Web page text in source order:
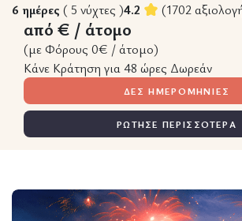
6 ημέρες ( 5 νύχτες )4.2 (1702
από € / άτομο
(με Φόρους 0€ / άτομο)
Κάνε Κράτηση για 48 ώρες Δωρεάν
ΔΕΣ ΗΜΕΡΟΜΗΝΙΕΣ
ΡΩΤΗΣΕ ΠΕΡΙΣΣΟΤΕΡΑ